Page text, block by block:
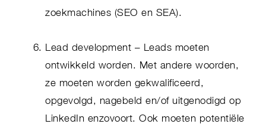
zoekmachines (SEO en SEA).
Lead development – Leads moeten
ontwikkeld worden. Met andere woorden,
ze moeten worden gekwalificeerd,
opgevolgd, nagebeld en/of uitgenodigd op
LinkedIn enzovoort. Ook moeten potentiële